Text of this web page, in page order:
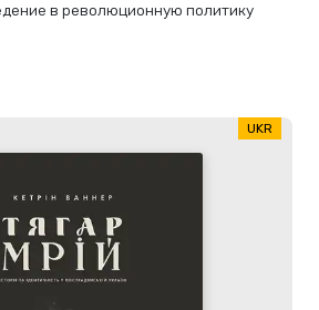
в революционную политику
UKR